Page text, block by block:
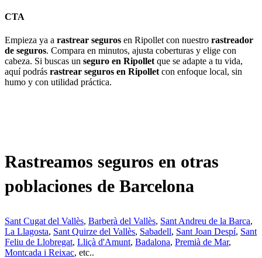
CTA
Empieza ya a rastrear seguros en Ripollet con nuestro rastreador
de seguros. Compara en minutos, ajusta coberturas y elige con
cabeza. Si buscas un seguro en Ripollet que se adapte a tu vida,
aquí podrás rastrear seguros en Ripollet con enfoque local, sin
humo y con utilidad práctica.
Rastreamos seguros en otras
poblaciones de Barcelona
Sant Cugat del Vallès, Barberà del Vallès, Sant Andreu de la Barca,
La Llagosta, Sant Quirze del Vallès, Sabadell, Sant Joan Despí, Sant
Feliu de Llobregat, Lliçà d'Amunt, Badalona, Premià de Mar,
Montcada i Reixac, etc..